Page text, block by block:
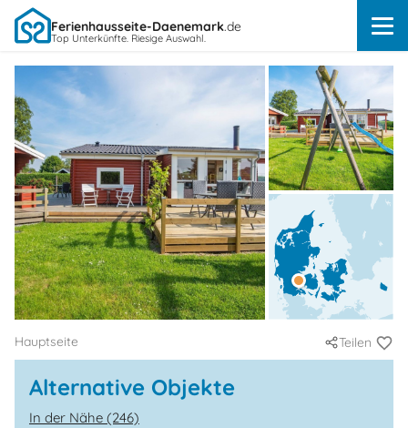
Ferienhausseite-Daenemark.de
Top Unterkünfte. Riesige Auswahl.
Hauptseite Teilen
Alternative Objekte
In der Nähe (246)